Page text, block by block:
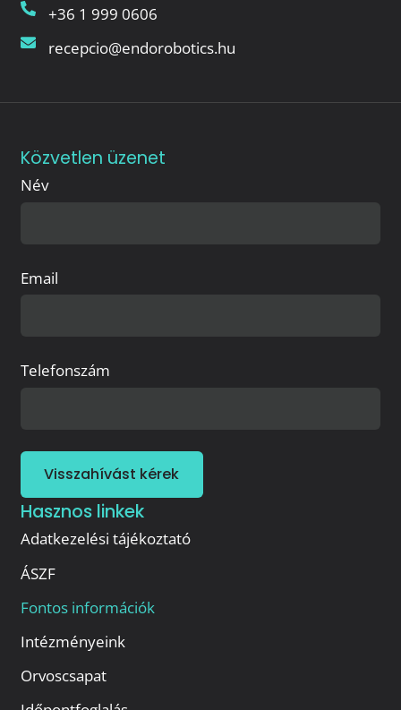
+36 1 999 0606
recepcio@endorobotics.hu
Hasznos linkek
Adatkezelési tájékoztató
ÁSZF
Fontos információk
Intézményeink
Orvoscsapat
Közvetlen üzenet
Név
Email
Telefonszám
Visszahívást kérek